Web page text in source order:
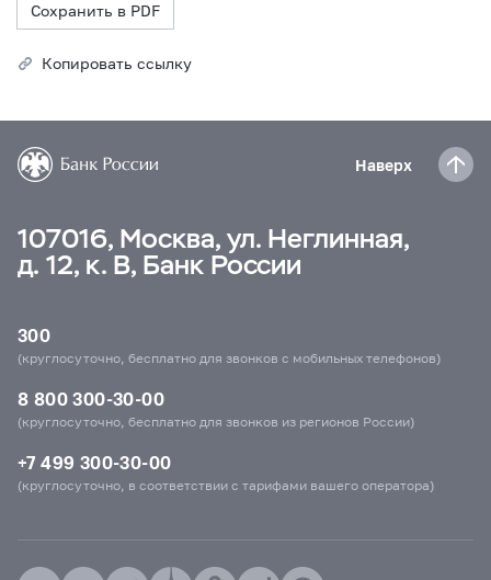
Сохранить в PDF
Копировать ссылку
Наверх
107016, Москва, ул. Неглинная,
д. 12, к. В, Банк России
300
(круглосуточно, бесплатно для звонков с мобильных телефонов)
8 800 300-30-00
(круглосуточно, бесплатно для звонков из регионов России)
+7 499 300-30-00
(круглосуточно, в соответствии с тарифами вашего оператора)